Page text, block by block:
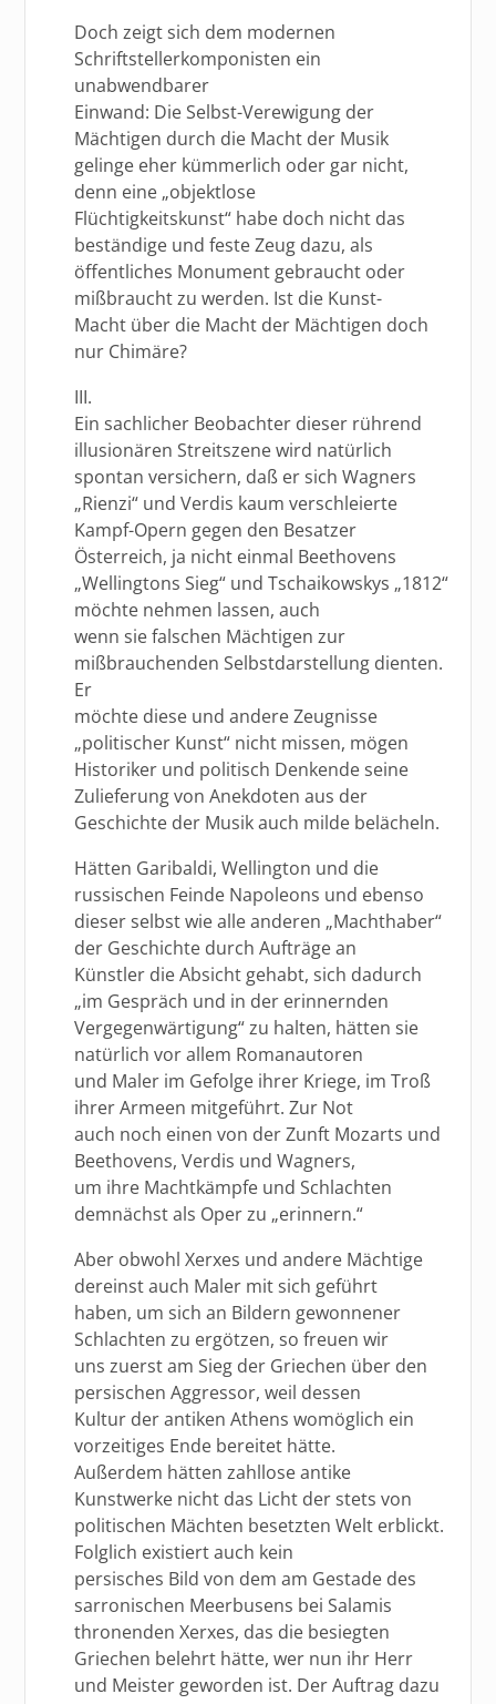
Doch zeigt sich dem modernen
Schriftstellerkomponisten ein
unabwendbarer
Einwand: Die Selbst-Verewigung der
Mächtigen durch die Macht der Musik
gelinge eher kümmerlich oder gar nicht,
denn eine „objektlose
Flüchtigkeitskunst“ habe doch nicht das
beständige und feste Zeug dazu, als
öffentliches Monument gebraucht oder
mißbraucht zu werden. Ist die Kunst-
Macht über die Macht der Mächtigen doch
nur Chimäre?
III.
Ein sachlicher Beobachter dieser rührend
illusionären Streitszene wird natürlich
spontan versichern, daß er sich Wagners
„Rienzi“ und Verdis kaum verschleierte
Kampf-Opern gegen den Besatzer
Österreich, ja nicht einmal Beethovens
„Wellingtons Sieg“ und Tschaikowskys „1812“
möchte nehmen lassen, auch
wenn sie falschen Mächtigen zur
mißbrauchenden Selbstdarstellung dienten.
Er
möchte diese und andere Zeugnisse
„politischer Kunst“ nicht missen, mögen
Historiker und politisch Denkende seine
Zulieferung von Anekdoten aus der
Geschichte der Musik auch milde belächeln.
Hätten Garibaldi, Wellington und die
russischen Feinde Napoleons und ebenso
dieser selbst wie alle anderen „Machthaber“
der Geschichte durch Aufträge an
Künstler die Absicht gehabt, sich dadurch
„im Gespräch und in der erinnernden
Vergegenwärtigung“ zu halten, hätten sie
natürlich vor allem Romanautoren
und Maler im Gefolge ihrer Kriege, im Troß
ihrer Armeen mitgeführt. Zur Not
auch noch einen von der Zunft Mozarts und
Beethovens, Verdis und Wagners,
um ihre Machtkämpfe und Schlachten
demnächst als Oper zu „erinnern.“
Aber obwohl Xerxes und andere Mächtige
dereinst auch Maler mit sich geführt
haben, um sich an Bildern gewonnener
Schlachten zu ergötzen, so freuen wir
uns zuerst am Sieg der Griechen über den
persischen Aggressor, weil dessen
Kultur der antiken Athens womöglich ein
vorzeitiges Ende bereitet hätte.
Außerdem hätten zahllose antike
Kunstwerke nicht das Licht der stets von
politischen Mächten besetzten Welt erblickt.
Folglich existiert auch kein
persisches Bild von dem am Gestade des
sarronischen Meerbusens bei Salamis
thronenden Xerxes, das die besiegten
Griechen belehrt hätte, wer nun ihr Herr
und Meister geworden ist. Der Auftrag dazu